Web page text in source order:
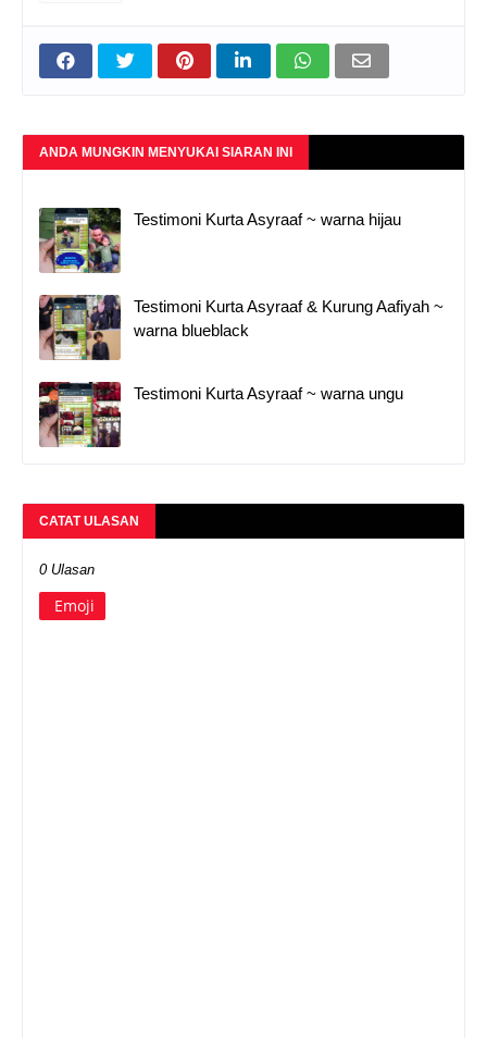
ANDA MUNGKIN MENYUKAI SIARAN INI
Testimoni Kurta Asyraaf ~ warna hijau
Testimoni Kurta Asyraaf & Kurung Aafiyah ~
warna blueblack
Testimoni Kurta Asyraaf ~ warna ungu
CATAT ULASAN
0 Ulasan
Emoji